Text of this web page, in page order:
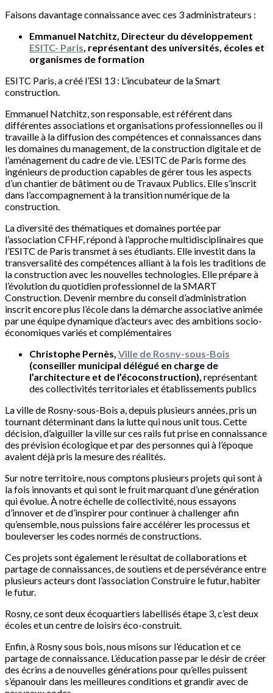
Faisons davantage connaissance avec ces 3 administrateurs :
Emmanuel Natchitz, Directeur du développement
ESITC- Paris, représentant des universités, écoles et
organismes de formation
ESITC Paris, a créé l’ESI 13 : L’incubateur de la Smart
construction.
Emmanuel Natchitz, son responsable, est référent dans
différentes associations et organisations professionnelles ou il
travaille à la diffusion des compétences et connaissances dans
les domaines du management, de la construction digitale et de
l’aménagement du cadre de vie. L’ESITC de Paris forme des
ingénieurs de production capables de gérer tous les aspects
d’un chantier de bâtiment ou de Travaux Publics. Elle s’inscrit
dans l’accompagnement à la transition numérique de la
construction.
La diversité des thématiques et domaines portée par
l’association CFHF, répond à l’approche multidisciplinaires que
l’ESITC de Paris transmet à ses étudiants. Elle investit dans la
transversalité des compétences alliant à la fois les traditions de
la construction avec les nouvelles technologies. Elle prépare à
l’évolution du quotidien professionnel de la SMART
Construction. Devenir membre du conseil d’administration
inscrit encore plus l’école dans la démarche associative animée
par une équipe dynamique d’acteurs avec des ambitions socio-
économiques variés et complémentaires
Christophe Pernès, Ville de Rosny-sous-Bois
(conseiller municipal délégué en charge de
l’architecture et de l’écoconstruction), représentant
des collectivités territoriales et établissements publics
La ville de Rosny-sous-Bois a, depuis plusieurs années, pris un
tournant déterminant dans la lutte qui nous unit tous. Cette
décision, d’aiguiller la ville sur ces rails fut prise en connaissance
des prévision écologique et par des personnes qui à l’époque
avaient déjà pris la mesure des réalités.
Sur notre territoire, nous comptons plusieurs projets qui sont à
la fois innovants et qui sont le fruit marquant d’une génération
qui évolue. À notre échelle de collectivité, nous essayons
d’innover et de d’inspirer pour continuer à challenger afin
qu’ensemble, nous puissions faire accélérer les processus et
bouleverser les codes normés de constructions.
Ces projets sont également le résultat de collaborations et
partage de connaissances, de soutiens et de persévérance entre
plusieurs acteurs dont l’association Construire le futur, habiter
le futur.
Rosny, ce sont deux écoquartiers labellisés étape 3, c’est deux
écoles et un centre de loisirs éco-construit.
Enfin, à Rosny sous bois, nous misons sur l’éducation et ce
partage de connaissance. L’éducation passe par le désir de créer
des écrins a de nouvelles générations pour qu’elles puissent
s’épanouir dans les meilleures conditions et grandir avec de